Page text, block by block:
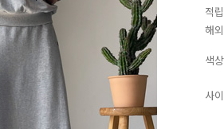
적
해
색상
사